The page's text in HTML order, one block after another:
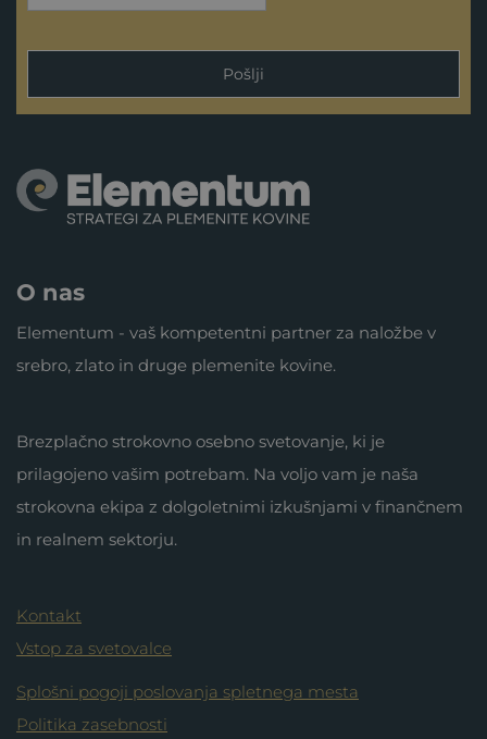
Pošlji
O nas
Elementum - vaš kompetentni partner za naložbe v
srebro, zlato in druge plemenite kovine.
Brezplačno strokovno osebno svetovanje, ki je
prilagojeno vašim potrebam. Na voljo vam je naša
strokovna ekipa z dolgoletnimi izkušnjami v finančnem
in realnem sektorju.
Kontakt
Vstop za svetovalce
Splošni pogoji poslovanja spletnega mesta
Politika zasebnosti